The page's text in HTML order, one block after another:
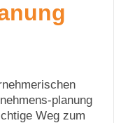
planung
Weg zum